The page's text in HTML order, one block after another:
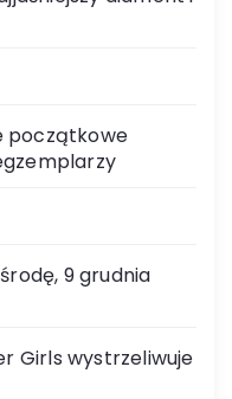
początkowe
9 grudnia
Girls wystrzeliwuje